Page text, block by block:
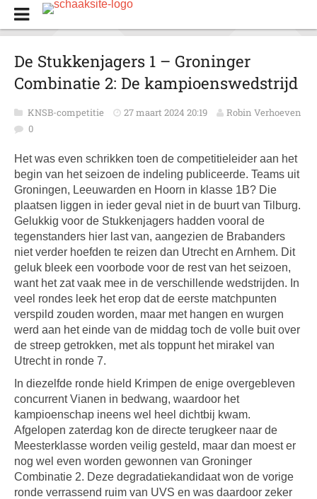
De Stukkenjagers 1 – Groninger
Combinatie 2: De kampioenswedstrijd
KNSB-competitie 27 maart 2024 20:19
Robin Verhoeven
0
Het was even schrikken toen de competitieleider aan het
begin van het seizoen de indeling publiceerde. Teams uit
Groningen, Leeuwarden en Hoorn in klasse 1B? Die
plaatsen liggen in ieder geval niet in de buurt van Tilburg.
Gelukkig voor de Stukkenjagers hadden vooral de
tegenstanders hier last van, aangezien de Brabanders
niet verder hoefden te reizen dan Utrecht en Arnhem. Dit
geluk bleek een voorbode voor de rest van het seizoen,
want het zat vaak mee in de verschillende wedstrijden. In
veel rondes leek het erop dat de eerste matchpunten
verspild zouden worden, maar met hangen en wurgen
werd aan het einde van de middag toch de volle buit over
de streep getrokken, met als toppunt het mirakel van
Utrecht in ronde 7.
In diezelfde ronde hield Krimpen de enige overgebleven
concurrent Vianen in bedwang, waardoor het
kampioenschap ineens wel heel dichtbij kwam.
Afgelopen zaterdag kon de directe terugkeer naar de
Meesterklasse worden veilig gesteld, maar dan moest er
nog wel even worden gewonnen van Groninger
Combinatie 2. Deze degradatiekandidaat won de vorige
ronde verrassend ruim van UVS en was daardoor zeker